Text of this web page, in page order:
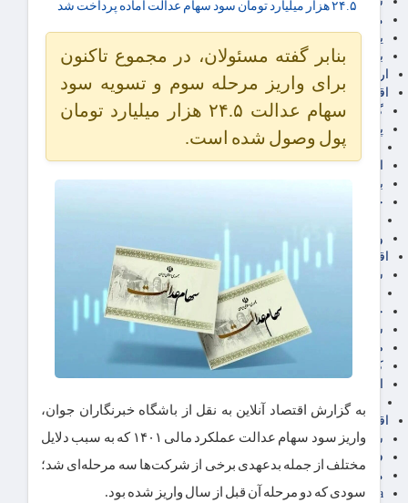
مالیات
یارانه و معیشت مردم
برق، آب و انرژی
ارز دیجیتال
اقتصاد اجتماعی
گردشگری
پزشکی، سلامت و زیبایی
ایران مدلب
اجتماعی
بازنشستگان
حقوق و قضایی
ورزشی
اقتصاد شهری و روستایی
شهر و مسکن و عمران
گسترش ساختمان
حمل و نقل
شهرک های صنعتی
صنایع غذایی
کشاورزی و دامداری
استان تهران
اقتصاد بین الملل
سیاسی
فارکس
مناطق آزاد تجاری
24intermedia
۲۴.۵ هزار میلیارد تومان سود سهام عدالت آماده پرداخت شد
بنابر گفته مسئولان، در مجموع تاکنون
برای واریز مرحله سوم و تسویه سود
سهام عدالت ۲۴.۵ هزار میلیارد تومان
پول وصول شده است.
به گزارش اقتصاد آنلاین به نقل از باشگاه خبرنگاران جوان،
واریز سود سهام عدالت عملکرد مالی ۱۴۰۱ که به سبب دلایل
مختلف از جمله بدعهدی برخی از شرکت‌ها سه مرحله‌ای شد؛
سودی که دو مرحله آن قبل از سال واریز شده بود.